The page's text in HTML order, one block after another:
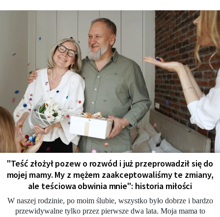
"Teść złożył pozew o rozwód i już przeprowadził się do
mojej mamy. My z mężem zaakceptowaliśmy te zmiany,
ale teściowa obwinia mnie": historia miłości
W naszej rodzinie, po moim ślubie, wszystko było dobrze i bardzo
przewidywalne tylko przez pierwsze dwa lata. Moja mama to